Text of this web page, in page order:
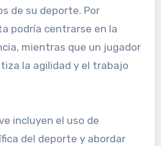
de su deporte. Por
podría centrarse en la
mientras que un jugador
la agilidad y el trabajo
incluyen el uso de
del deporte y abordar